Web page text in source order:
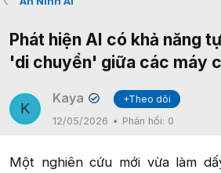
Phát hiện AI có khả năng
'di chuyển' giữa các máy
K
Kaya ✔
+Theo dõi
12/05/2026
Phản hồi: 0
Một nghiên cứu mới vừa làm